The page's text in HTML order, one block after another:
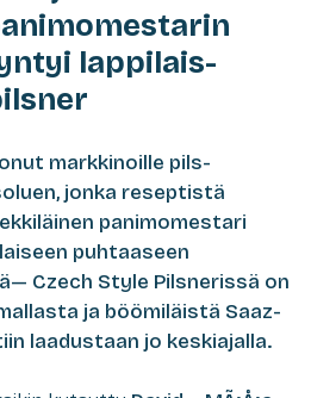
lappilais-
markkinoille pils-
jonka reseptistä
panimomestari
puhtaaseen
Czech Style Pilsnerissä on
ja böömiläistä Saaz-
laadustaan jo keskiajalla.